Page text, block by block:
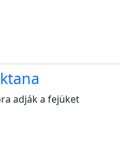
adják a fejüket